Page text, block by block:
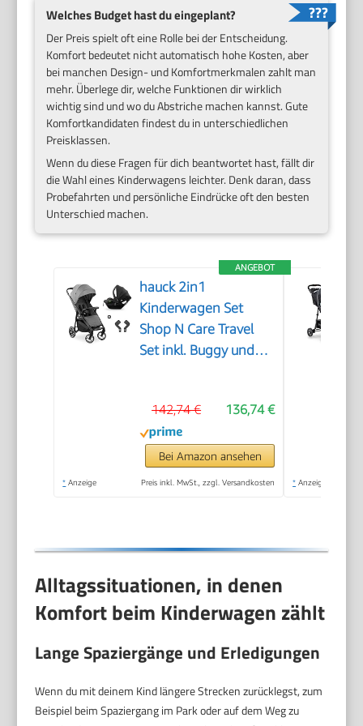
Welches Budget hast du eingeplant?
Der Preis spielt oft eine Rolle bei der Entscheidung.
Komfort bedeutet nicht automatisch hohe Kosten, aber
bei manchen Design- und Komfortmerkmalen zahlt man
mehr. Überlege dir, welche Funktionen dir wirklich
wichtig sind und wo du Abstriche machen kannst. Gute
Komfortkandidaten findest du in unterschiedlichen
Preisklassen.
Wenn du diese Fragen für dich beantwortet hast, fällt dir
die Wahl eines Kinderwagens leichter. Denk daran, dass
Probefahrten und persönliche Eindrücke oft den besten
Unterschied machen.
ANGEBOT
hauck 2in1
Kinderwagen Set
Shop N Care Travel
Set inkl. Buggy und
Zusammenklappbar,
Liegefunktion,
Getränkehalter &
Tablett, UV-Schutz
136,74 €
142,74 €
Bei Amazon ansehen
* Anzeige Preis inkl. MwSt., zzgl. Versandkosten * Anzeige
Alltagssituationen, in denen
Komfort beim Kinderwagen zählt
Lange Spaziergänge und Erledigungen
Wenn du mit deinem Kind längere Strecken zurücklegst, zum
Beispiel beim Spaziergang im Park oder auf dem Weg zu